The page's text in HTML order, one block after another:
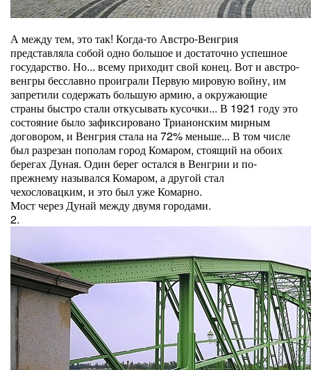
А между тем, это так! Когда-то Австро-Венгрия
представляла собой одно большое и достаточно успешное
государство. Но... всему приходит свой конец. Вот и австро-
венгры бесславно проиграли Первую мировую войну, им
запретили содержать большую армию, а окружающие
страны быстро стали откусывать кусочки... В 1921 году это
состояние было зафиксировано Трианонским мирным
договором, и Венгрия стала на 72% меньше... В том числе
был разрезан пополам город Комаром, стоящий на обоих
берегах Дуная. Один берег остался в Венгрии и по-
прежнему назывался Комаром, а другой стал
чехословацким, и это был уже Комарно.
Мост через Дунай между двумя городами.
2.